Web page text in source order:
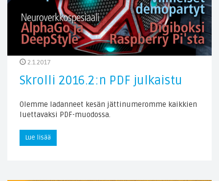
2.1.2017
Skrolli 2016.2:n PDF julkaistu
Olemme ladanneet kesän jättinumeromme kaikkien
luettavaksi PDF-muodossa.
Lue lisää